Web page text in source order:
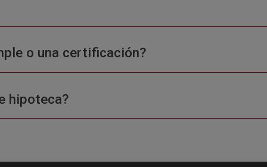
o una certificación?
hipoteca?